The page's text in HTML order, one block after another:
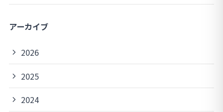
アーカイブ
2026
2025
2024